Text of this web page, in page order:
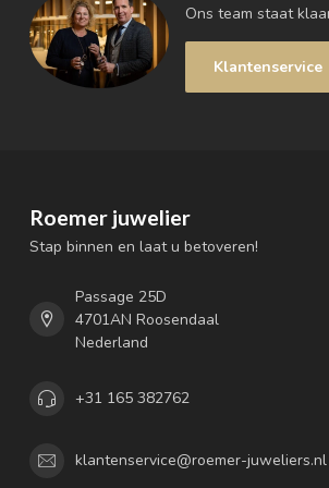
Ons team staat
Klantenservice
Roemer juwelier
Stap binnen en laat u betoveren!
Passage 25D
4701AN Roosendaal
Nederland
+31 165 382762
klantenservice@roemer-juweliers.nl